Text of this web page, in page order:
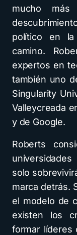
mucho
político en
camino.
expertos en
también uno
Singularity
Valleycreada
y de Google.
Roberts
solo
marca detrás.
el modelo de
existen los
formar líderes